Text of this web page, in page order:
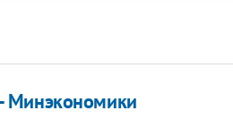
Минэкономики